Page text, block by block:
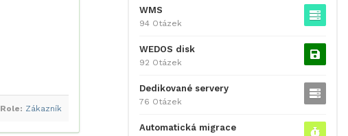
Role: Zákazník
WMS
94 Otázek
WEDOS disk
92 Otázek
Dedikované servery
76 Otázek
Automatická migrace